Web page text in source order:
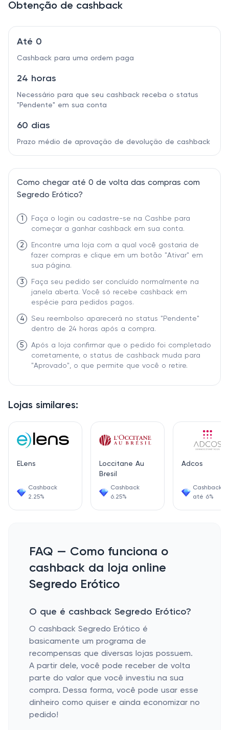
Lojas similares:
ELens
Cashback
2.25%
Loccitane Au
Bresil
Cashback
6.25%
Adcos
Cashback
até 6%
Obtenção de cashback
Até 0
Cashback para uma ordem paga
24 horas
Necessário para que seu cashback receba o status
"Pendente" em sua conta
60 dias
Prazo médio de aprovação de devolução de cashback
Como chegar até 0 de volta das compras com
Segredo Erótico?
1
Faça o login ou cadastre-se na Cashbe para
começar a ganhar cashback em sua conta.
2
Encontre uma loja com a qual você gostaria de
fazer compras e clique em um botão "Ativar" em
sua página.
3
Faça seu pedido ser concluído normalmente na
janela aberta. Você só recebe cashback em
espécie para pedidos pagos.
4
Seu reembolso aparecerá no status "Pendente"
dentro de 24 horas após a compra.
5
Após a loja confirmar que o pedido foi completado
corretamente, o status de cashback muda para
"Aprovado", o que permite que você o retire.
FAQ — Como funciona o
cashback da loja online
Segredo Erótico
O que é cashback Segredo Erótico?
O cashback Segredo Erótico é
basicamente um programa de
recompensas que diversas lojas possuem.
A partir dele, você pode receber de volta
parte do valor que você investiu na sua
compra. Dessa forma, você pode usar esse
dinheiro como quiser e ainda economizar no
pedido!